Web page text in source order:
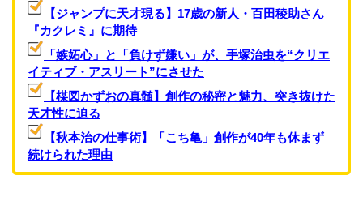
【ジャンプに天才現る】17歳の新人・百田稜助さん
『カクレミ』に期待
「嫉妬心」と「負けず嫌い」が、手塚治虫を“クリエ
イティブ・アスリート”にさせた
【楳図かずおの真髄】創作の秘密と魅力、突き抜けた
天才性に迫る
【秋本治の仕事術】「こち亀」創作が40年も休まず
続けられた理由